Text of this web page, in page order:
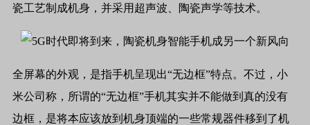
瓷工艺制成机身，并采用超声波、陶瓷声学等技术。
全屏幕的外观，是指手机呈现出“无边框”特点。不过，小
米公司称，所谓的“无边框”手机其实并不能做到真的没有
边框，是将本应该放到机身顶端的一些常规器件移到了机